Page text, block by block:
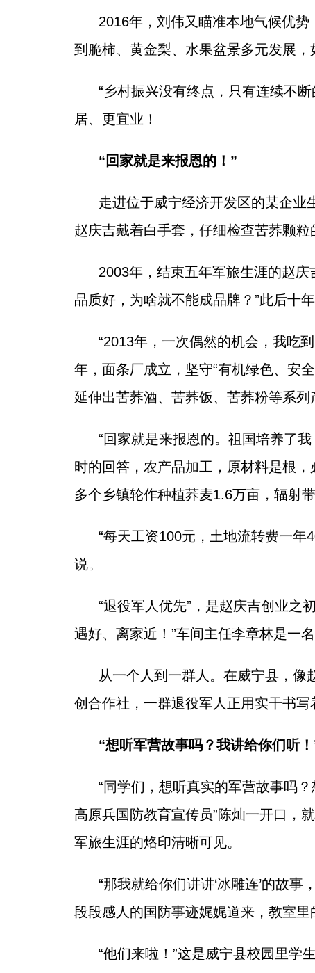
2016年，刘伟又瞄准本地气候优
到脆柿、黄金梨、水果盆景多元发展，
“乡村振兴没有终点，只有连续不
居、更宜业！
“回家就是来报恩的！”
走进位于威宁经济开发区的某企业
赵庆吉戴着白手套，仔细检查苦荞颗
2003年，结束五年军旅生涯的赵
品质好，为啥就不能成品牌？”此后十
“2013年，一次偶然的机会，我吃
年，面条厂成立，坚守“有机绿色、安
延伸出苦荞酒、苦荞饭、苦荞粉等系列
“回家就是来报恩的。祖国培养了
时的回答，农产品加工，原材料是根
多个乡镇轮作种植荞麦1.6万亩，辐射
“每天工资100元，土地流转费一
说。
“退役军人优先”，是赵庆吉创业之
遇好、离家近！”车间主任李章林是一
从一个人到一群人。在威宁县，像
创合作社，一群退役军人正用实干书写
“想听军营故事吗？我讲给你们听！
“同学们，想听真实的军营故事吗
高原兵国防教育宣传员”陈灿一开口，
军旅生涯的烙印清晰可见。
“那我就给你们讲讲‘冰雕连’的故
段段感人的国防事迹娓娓道来，教室
“他们来啦！”这是威宁县校园里学